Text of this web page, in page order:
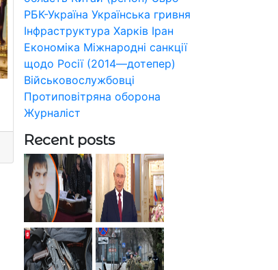
РБК-Україна Українська гривня
Інфраструктура Харків Іран
Економіка Міжнародні санкції
щодо Росії (2014—дотепер)
Військовослужбовці
Протиповітряна оборона
Журналіст
Recent posts